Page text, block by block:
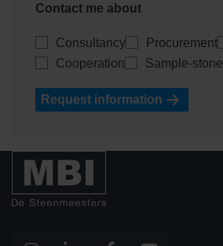
Contact me about
Consultancy Procurement
Cooperation
Sample-stone
Request information